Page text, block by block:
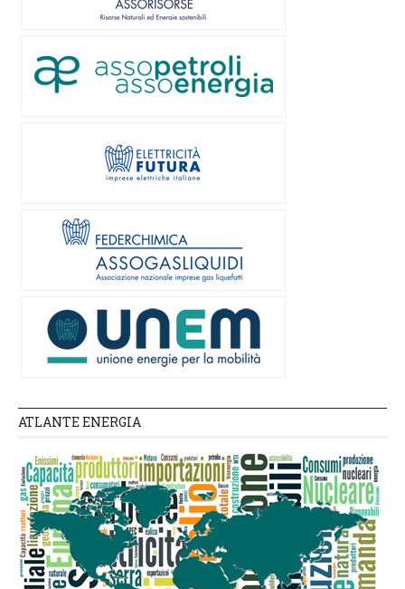
ATLANTE ENERGIA